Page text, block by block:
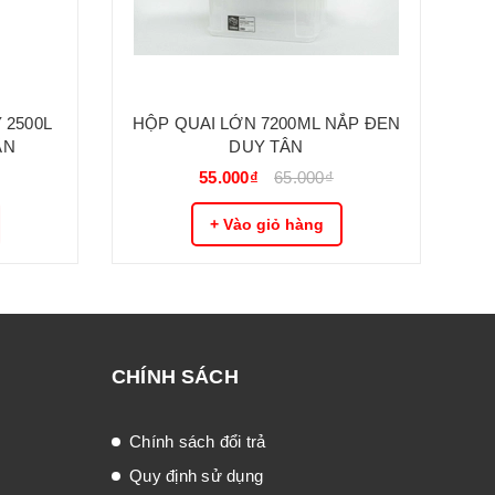
2500L
HỘP QUAI LỚN 7200ML NẮP ĐEN
DUY TÂN
55.000₫
65.000₫
+ Vào giỏ hàng
CHÍNH SÁCH
Chính sách đổi trả
Quy định sử dụng